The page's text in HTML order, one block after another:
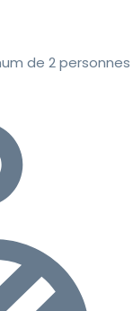
de 2 personnes